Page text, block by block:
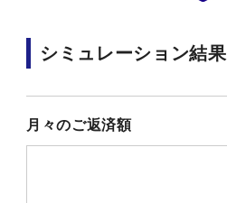
シミュレーション結果
月々のご返済額